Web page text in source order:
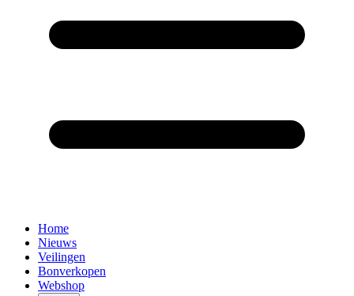
Home
Nieuws
Veilingen
Bonverkopen
Webshop